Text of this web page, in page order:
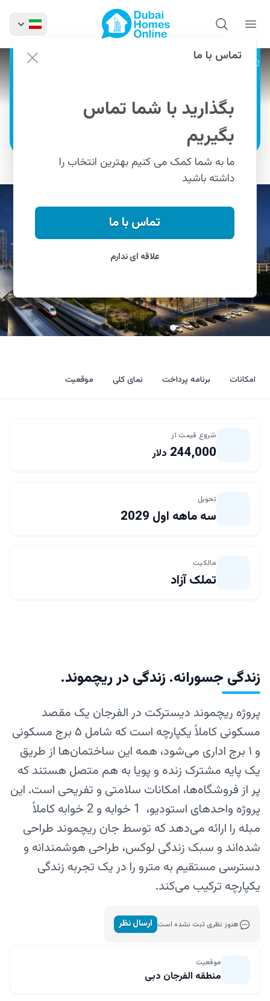
پروژه ها پروژه ریچموند دیسترکت از میرا
دیسترکت از میرا در الفرجان
دبی
اطلاعات بیشتر
امکانات برنامه پرداخت نمای کلی موقعیت
شروع قیمت از
244,000 دلار
تحویل
سه ماهه اول 2029
مالکیت
تملک آزاد
زندگی جسورانه. زندگی در ریچموند.
پروژه ریچموند دیسترکت در الفرجان یک مقصد
مسکونی کاملاً یکپارچه است که شامل ۵ برج مسکونی
و ۱ برج اداری می‌شود، همه این ساختمان‌ها از طریق
یک پایه مشترک زنده و پویا به هم متصل هستند که
پر از فروشگاه‌ها، امکانات سلامتی و تفریحی است. این
پروژه واحدهای استودیو، 1 خوابه و 2 خوابه کاملاً
مبله را ارائه می‌دهد که توسط جان ریچموند طراحی
شده‌اند و سبک زندگی لوکس، طراحی هوشمندانه و
دسترسی مستقیم به مترو را در یک تجربه زندگی
یکپارچه ترکیب می‌کند.
هنوز نظری ثبت نشده است ارسال نظر
موقعیت
منطقه الفرجان دبی
تماس با ما
بگذارید با شما تماس
بگیریم
ما به شما کمک می کنیم بهترین انتخاب را
داشته باشید
تماس با ما
علاقه ای ندارم